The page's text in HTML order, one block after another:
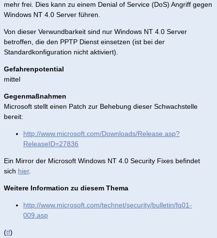
mehr frei. Dies kann zu einem Denial of Service (DoS) Angriff gegen
Windows NT 4.0 Server führen.
Von dieser Verwundbarkeit sind nur Windows NT 4.0 Server
betroffen, die den PPTP Dienst einsetzen (ist bei der
Standardkonfiguration nicht aktiviert).
Gefahrenpotential
mittel
Gegenmaßnahmen
Microsoft stellt einen Patch zur Behebung dieser Schwachstelle
bereit:
http://www.microsoft.com/Downloads/Release.asp?
ReleaseID=27836
Ein Mirror der Microsoft Windows NT 4.0 Security Fixes befindet
sich hier.
Weitere Information zu diesem Thema
http://www.microsoft.com/technet/security/bulletin/fq01-
009.asp
(tf)